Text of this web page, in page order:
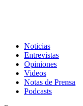
Noticias
Entrevistas
Opiniones
Videos
Notas de Prensa
Podcasts